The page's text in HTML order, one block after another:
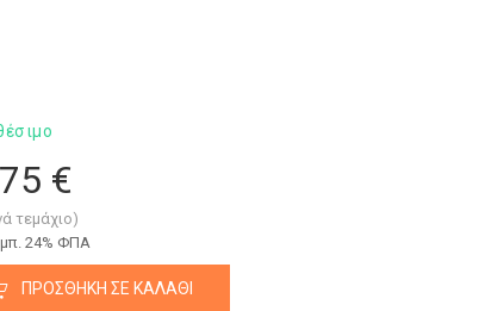
€
τεμάχιο)
24% ΦΠΑ
ΠΡΟΣΘΉΚΗ ΣΕ ΚΑΛΆΘΙ